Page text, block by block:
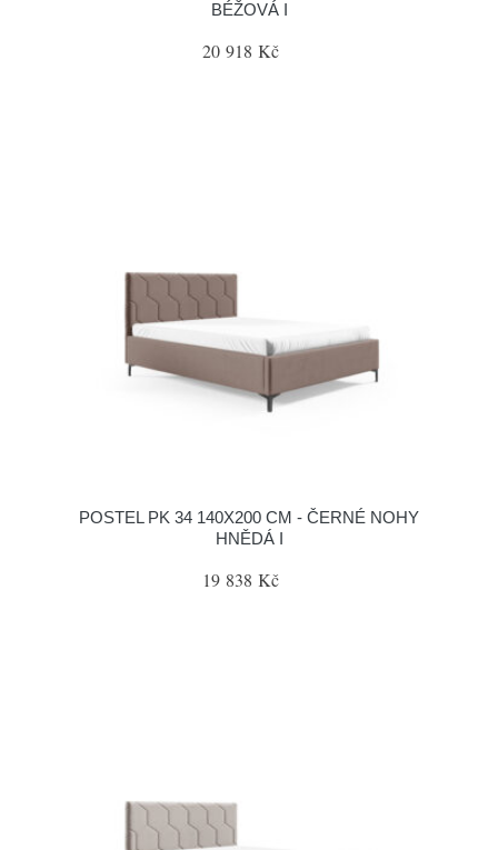
BÉŽOVÁ I
20 918 Kč
POSTEL PK 34 140X200 CM - ČERNÉ NOHY
HNĚDÁ I
19 838 Kč